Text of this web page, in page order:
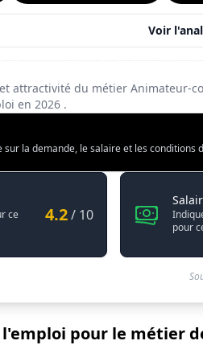
Voir
attractivité du métier Animateur-
en 2026 .
sur la demande, le salaire et les conditions
Animateur-coordinateur /
ce
4.2/ 10
pour
l'emploi pour le métier